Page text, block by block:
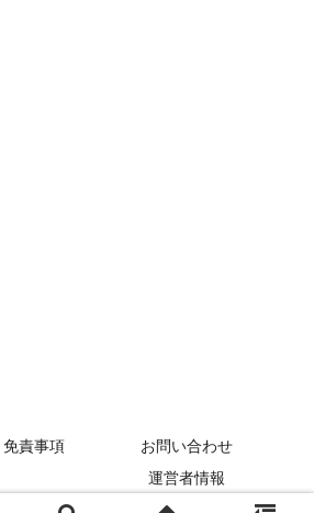
責事項
お問い合わせ
運営者情報